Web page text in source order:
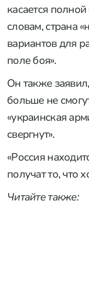
касается
словам, страна
вариантов для
поле боя».
Он также
больше не
«украинская
свергнут».
«Россия
получат то, что
Читайте также: